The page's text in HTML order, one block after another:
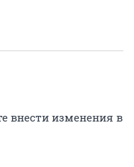
внести изменения в